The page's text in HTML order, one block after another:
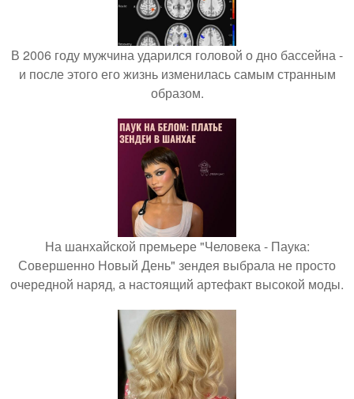
В 2006 году мужчина ударился головой о дно бассейна -
и после этого его жизнь изменилась самым странным
образом.
На шанхайской премьере "Человека - Паука:
Совершенно Новый День" зендея выбрала не просто
очередной наряд, а настоящий артефакт высокой моды.